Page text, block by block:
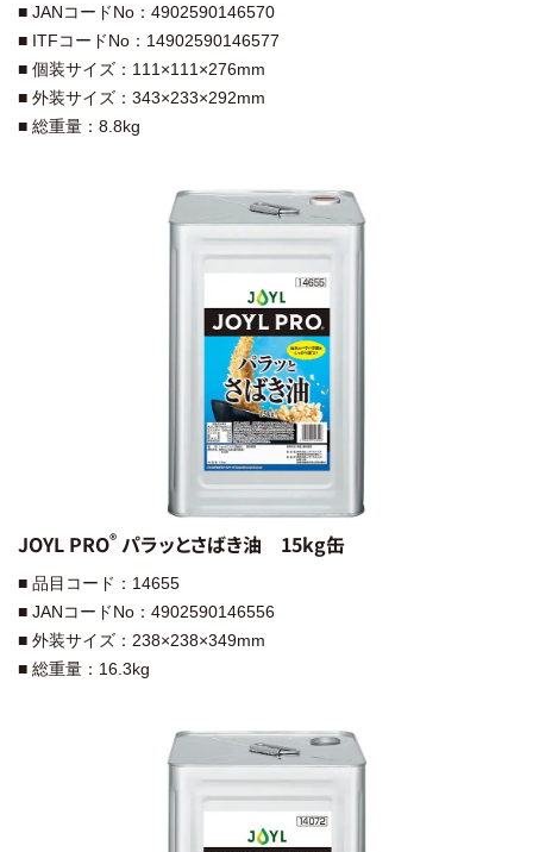
■ JANコードNo：4902590146570
■ ITFコードNo：14902590146577
■ 個装サイズ：111×111×276mm
■ 外装サイズ：343×233×292mm
■ 総重量：8.8kg
JOYL PRO®︎ パラッとさばき油 15kg缶
■ 品目コード：14655
■ JANコードNo：4902590146556
■ 外装サイズ：238×238×349mm
■ 総重量：16.3kg